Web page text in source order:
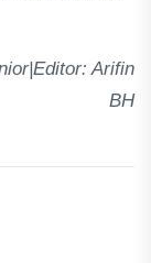
Arifin
BH